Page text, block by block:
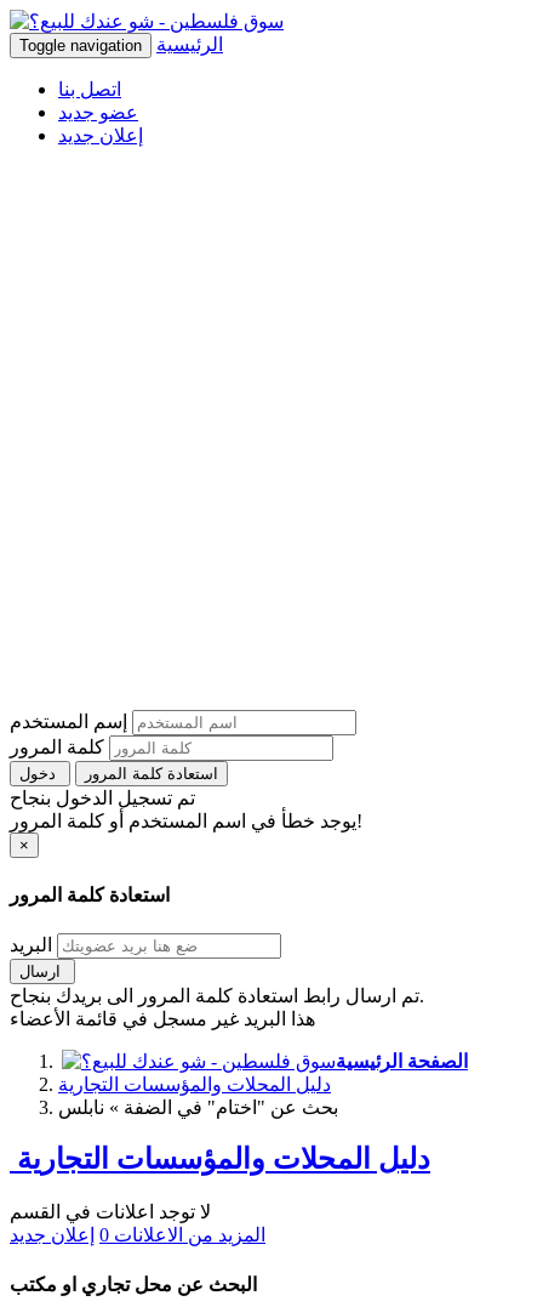
Toggle navigation الرئيسية
اتصل بنا
عضو جديد
إعلان جديد
إسم المستخدم
كلمة المرور
استعادة كلمة المرور
تم تسجيل الدخول بنجاح
يوجد خطأ في اسم المستخدم أو كلمة المرور!
×
استعادة كلمة المرور
البريد
تم ارسال رابط استعادة كلمة المرور الى بريدك بنجاح.
هذا البريد غير مسجل في قائمة الأعضاء
الصفحة الرئيسية
دليل المحلات والمؤسسات التجارية
بحث عن "اختام" في الضفة » نابلس
دليل المحلات والمؤسسات التجارية
لا توجد اعلانات في القسم
المزيد من الاعلانات 0 إعلان جديد
البحث عن محل تجاري او مكتب